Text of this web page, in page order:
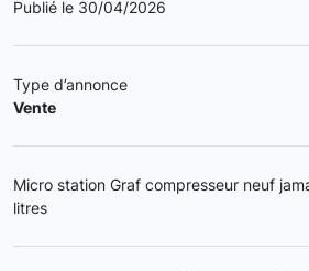
Publié le 30/04/2026
Type d’annonce
Vente
Micro station Graf compresseur neuf
litres